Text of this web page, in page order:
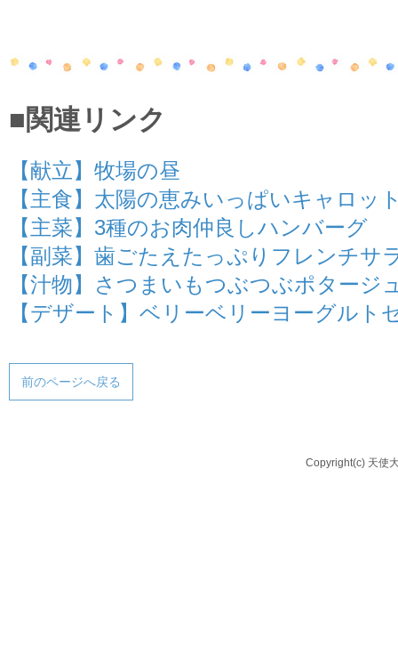
■関連リンク
【献立】牧場の昼
【主食】太陽の恵みいっぱいキャロッ
【主菜】3種のお肉仲良しハンバーグ
【副菜】歯ごたえたっぷりフレンチサ
【汁物】さつまいもつぶつぶポタージ
【デザート】ベリーベリーヨーグルト
前のページへ戻る
Copyright(c) 天使